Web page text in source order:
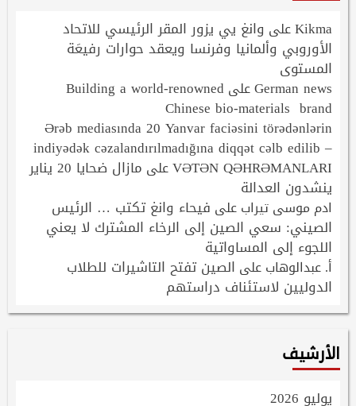
Kikmaعلى وانغ يي يزور المقر الرئيسي للاتحاد
الأوروبي وألمانيا وفرنسا ويعقد حوارات رفيعَة
المستوى
German newsعلى Building a world-renowned
Chinese bio-materials brand
Ərəb mediasında 20 Yanvar faciəsini törədənlərin
indiyədək cəzalandırılmadığına diqqət cəlb edilib –
VƏTƏN QƏHRƏMANLARIعلى مازال ضحايا 20 يناير
ينشدون العدالة
ادم موسى تيرابعلى فيحاء وانغ تكتب … الرئيس
الصيني: سعي الصين إلى الرخاء المشترك لا يعني
اللجوء إلى المساواتية
أ. عبدالوهابعلى الصين تفتح التاشيرات للطلاب
الدوليين لاستئناف دراستهم
الأرشيف
يوليو 2026